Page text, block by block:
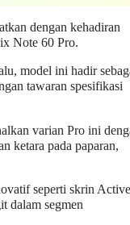
dengan kehadiran
Note 60 Pro.
model ini hadir
tawaran spesifikasi
varian Pro ini
ketara pada paparan,
seperti skrin Active
dalam segmen